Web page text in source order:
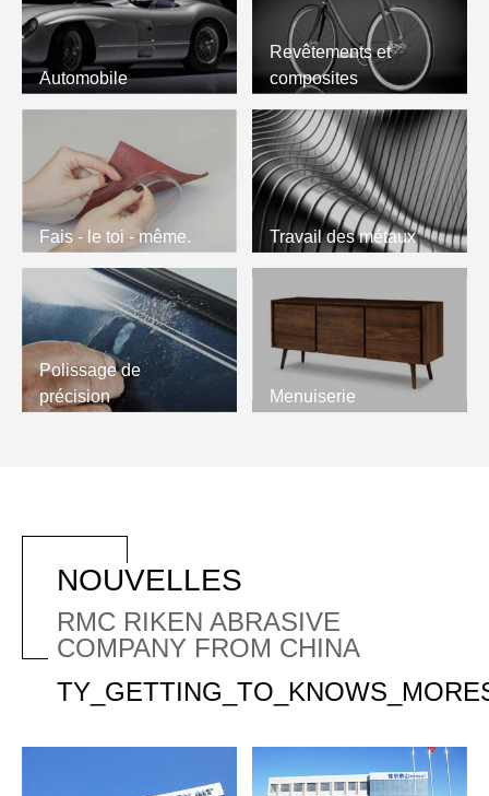
Automobile
Revêtements et
composites
Fais - le toi - même. Travail des métaux
Polissage de
précision
Menuiserie
NOUVELLES
RMC RIKEN ABRASIVE
COMPANY FROM CHINA